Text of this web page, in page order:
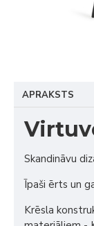
APRAKSTS
Skandināvu
Īpaši ērts un
Krēsla